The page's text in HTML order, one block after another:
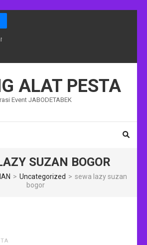
Event Ramadhan Jakarta
ALAT PESTA
Event JABODETABEK
SUZAN BOGOR
> Uncategorized > sewa lazy suzan
bogor